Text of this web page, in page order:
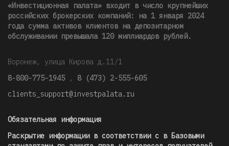
«Инвестиционная палата» входит в число крупнейших
российских брокерских компаний: на 1 января 2024
года сумма активов клиентов на депозитарном
обслуживании превышала 120 миллиардов рублей.
Воронеж, улица Кирова д.11/1
8-800-775-1945 , 8 (473) 2-555-605
clients_support@investpalata.ru
Обязательная информация
Раскрытие информации в соответствии с в Базовыми